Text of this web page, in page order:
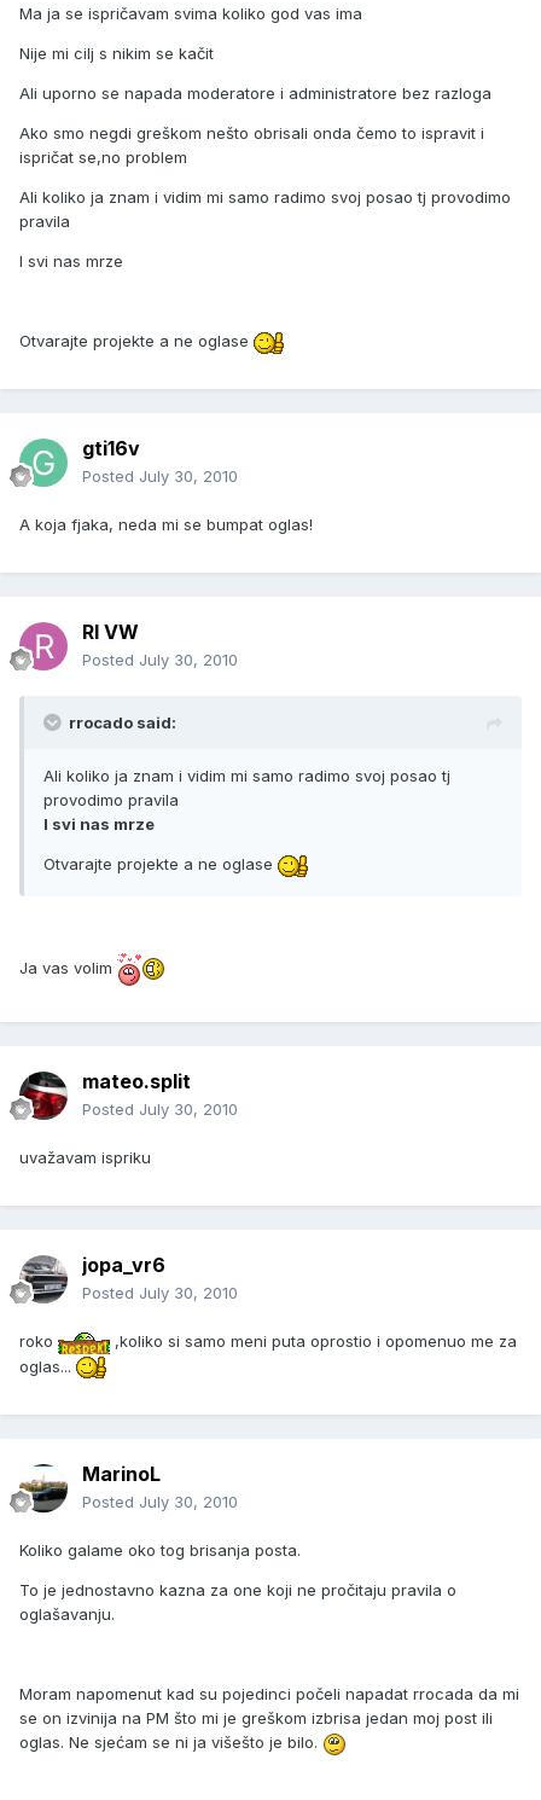
Ma ja se ispričavam svima koliko god vas ima
Nije mi cilj s nikim se kačit
Ali uporno se napada moderatore i administratore bez razloga
Ako smo negdi greškom nešto obrisali onda čemo to ispravit i
ispričat se,no problem
Ali koliko ja znam i vidim mi samo radimo svoj posao tj provodimo
pravila
I svi nas mrze
Otvarajte projekte a ne oglase
gti16v
Posted July 30, 2010
A koja fjaka, neda mi se bumpat oglas!
RI VW
Posted July 30, 2010
rrocado said:
Ali koliko ja znam i vidim mi samo radimo svoj posao tj
provodimo pravila
I svi nas mrze
Otvarajte projekte a ne oglase
Ja vas volim
mateo.split
Posted July 30, 2010
uvažavam ispriku
jopa_vr6
Posted July 30, 2010
roko
,koliko si samo meni puta oprostio i opomenuo me za
oglas...
MarinoL
Posted July 30, 2010
Koliko galame oko tog brisanja posta.
To je jednostavno kazna za one koji ne pročitaju pravila o
oglašavanju.
Moram napomenut kad su pojedinci počeli napadat rrocada da mi
se on izvinija na PM što mi je greškom izbrisa jedan moj post ili
oglas. Ne sjećam se ni ja višešto je bilo.